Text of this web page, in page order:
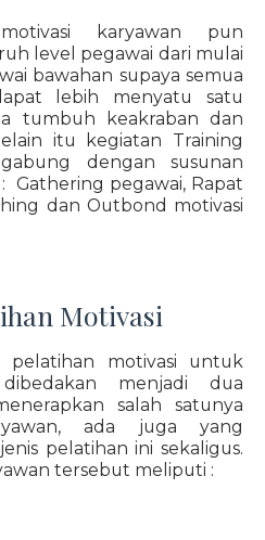
karyawan pun
level pegawai dari mulai
bawahan supaya semua
lebih menyatu satu
tumbuh keakraban dan
itu kegiatan Training
dengan susunan
Gathering pegawai, Rapat
dan Outbond motivasi
Motivasi
pelatihan motivasi untuk
menjadi dua
salah satunya
ada juga yang
pelatihan ini sekaligus.
tersebut meliputi :